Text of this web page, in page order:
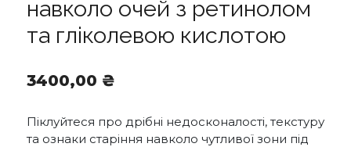
навколо очей з ретинолом
та гліколевою кислотою
3400,00 ₴
Піклуйтеся про дрібні недосконалості, текстуру
та ознаки старіння навколо чутливої зони під